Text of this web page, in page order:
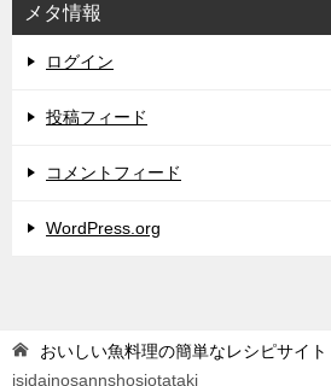
メタ情報
ログイン
投稿フィード
コメントフィード
WordPress.org
おいしい魚料理の簡単なレシピサイト
isidainosannshosiotataki